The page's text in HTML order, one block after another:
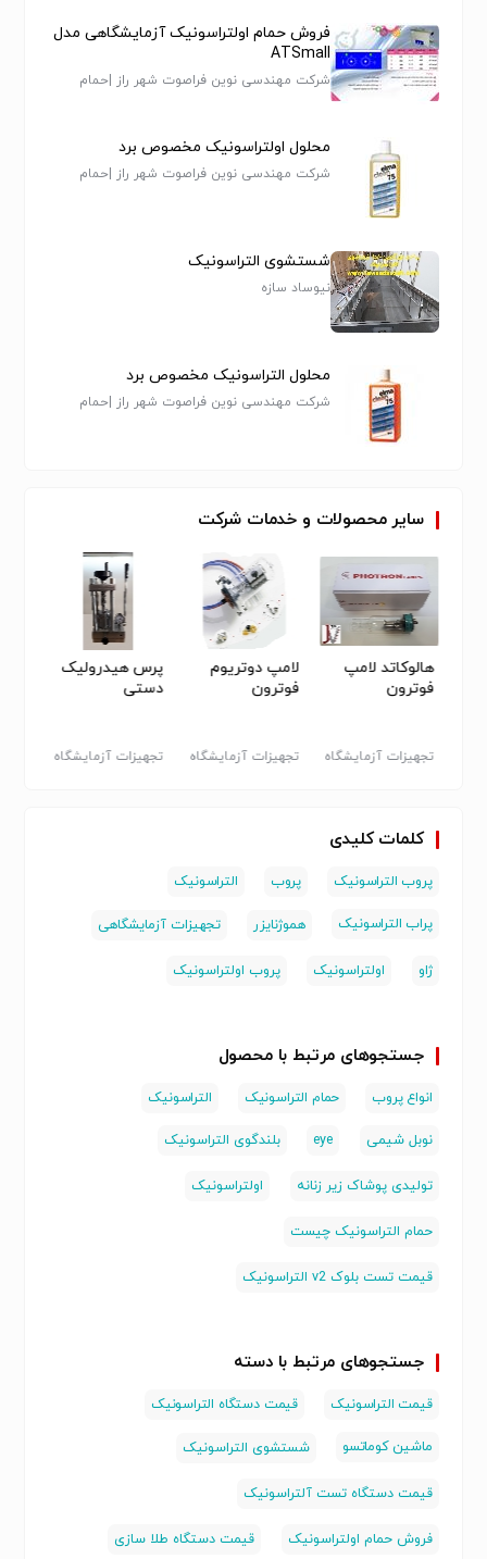
سایرمحصولات و خدمات شرکت
هالوکاتد لامپ
فوترون
تجهیزات آزمایشگاه
لامپ دوتریوم
فوترون
تجهیزات آزمایشگاه
پرس هیدرولیک
دستی
تجهیزات آزمایشگاه
فروش حمام اولتراسونیک آزمایشگاهی مدل
ATSmall
شرکت مهندسی نوین فراصوت شهر راز |حمام
محلول اولتراسونیک مخصوص برد
شرکت مهندسی نوین فراصوت شهر راز |حمام
شستشوی التراسونیک
نیوساد سازه
محلول التراسونیک مخصوص برد
شرکت مهندسی نوین فراصوت شهر راز |حمام
کلمات کلیدی
پروب التراسونیک پروب التراسونیک
پراب التراسونیک هموژنایزر تجهیزات آزمایشگاهی
ژاو اولتراسونیک پروب اولتراسونیک
جستجوهای مرتبط با محصول
انواع پروب حمام التراسونیک التراسونیک
نوبل شیمی eye بلندگوی التراسونیک
تولیدی پوشاک زیر زنانه اولتراسونیک
حمام التراسونیک چیست
قیمت تست بلوک v2 التراسونیک
جستجوهای مرتبط با دسته
قیمت التراسونیک قیمت دستگاه التراسونیک
ماشین کوماتسو شستشوی التراسونیک
قیمت دستگاه تست آلتراسونیک
فروش حمام اولتراسونیک قیمت دستگاه طلا سازی